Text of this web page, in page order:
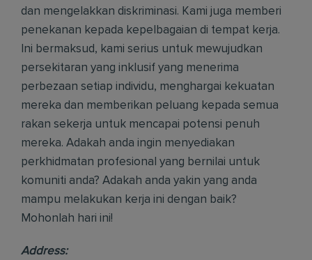
dan mengelakkan diskriminasi. Kami juga memberi
penekanan kepada kepelbagaian di tempat kerja.
Ini bermaksud, kami serius untuk mewujudkan
persekitaran yang inklusif yang menerima
perbezaan setiap individu, menghargai kekuatan
mereka dan memberikan peluang kepada semua
rakan sekerja untuk mencapai potensi penuh
mereka. Adakah anda ingin menyediakan
perkhidmatan profesional yang bernilai untuk
komuniti anda? Adakah anda yakin yang anda
mampu melakukan kerja ini dengan baik?
Mohonlah hari ini!
Address: